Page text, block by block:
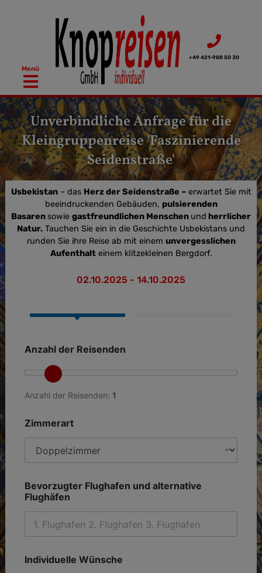
Menü
+49 421-988 50 30
Unverbindliche Anfrage für die
Kleingruppenreise 'Faszinierende
Seidenstraße'
Usbekistan– das Herz der Seidenstraße –erwartet Sie mit
beeindruckenden Gebäuden, pulsierenden
Basarensowie gastfreundlichen Menschen und herrlicher
Natur. Tauchen Sie ein in die Geschichte Usbekistans und
runden Sie ihre Reise ab mit einem unvergesslichen
Aufenthalteinem klitzekleinen Bergdorf.
02.10.2025 - 14.10.2025
Anzahl der Reisenden
Anzahl der Reisenden: 1
Zimmerart
Bevorzugter Flughafen und alternative
Flughäfen
Individuelle Wünsche